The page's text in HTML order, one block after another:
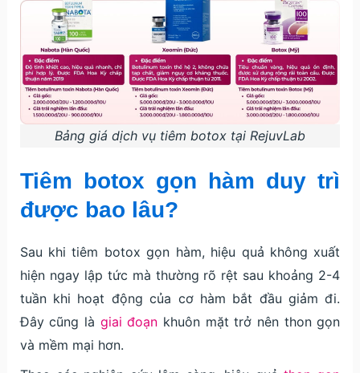
Bảng giá dịch vụ tiêm botox tại RejuvLab
Tiêm botox gọn hàm duy trì
được bao lâu?
Sau khi tiêm botox gọn hàm, hiệu quả không xuất
hiện ngay lập tức mà thường rõ rệt sau khoảng 2-4
tuần khi hoạt động của cơ hàm bắt đầu giảm đi.
Đây cũng là giai đoạn khuôn mặt trở nên thon gọn
và mềm mại hơn.